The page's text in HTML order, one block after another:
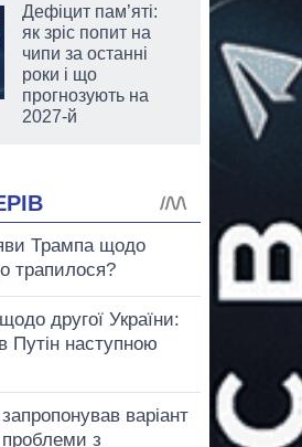
Дефіцит пам’яті:
як зріс попит на
чипи за останні
роки і що
прогнозують на
2027-й